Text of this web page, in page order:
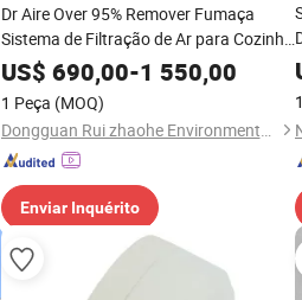
Dr Aire Over 95% Remover Fumaça
Sistema de Filtração de Ar para Cozinha
Comercial
US$ 690,00-1 550,00
1 Peça (MOQ)
Dongguan Rui zhaohe Environmental Protection Equipment Co., Ltd
Enviar Inquérito